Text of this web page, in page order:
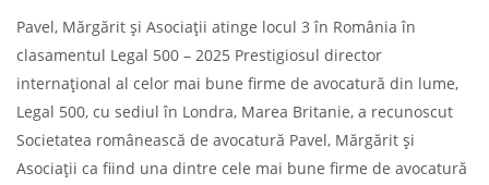
Pavel, Mărgărit și Asociații atinge locul 3 în România în
clasamentul Legal 500 – 2025 Prestigiosul director
internațional al celor mai bune firme de avocatură din lume,
Legal 500, cu sediul în Londra, Marea Britanie, a recunoscut
Societatea românească de avocatură Pavel, Mărgărit și
Asociații ca fiind una dintre cele mai bune firme de avocatură